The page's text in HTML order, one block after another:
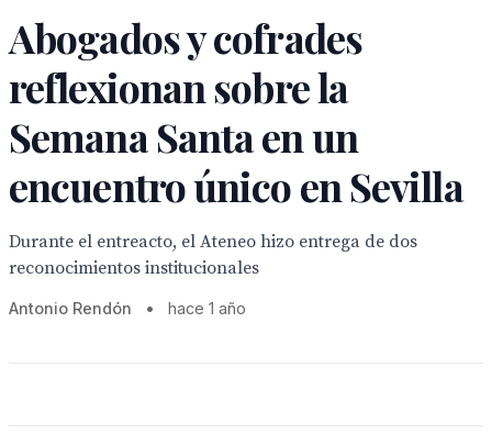
Abogados y cofrades
reflexionan sobre la
Semana Santa en un
encuentro único en Sevilla
Durante el entreacto, el Ateneo hizo entrega de dos
reconocimientos institucionales
Antonio Rendón • hace 1 año